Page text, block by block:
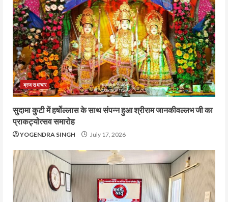
ब्रज समाचार
सुदामा कुटी में हर्षोल्लास के साथ संपन्न हुआ श्रीराम जानकीवल्लभ जी का
प्राकट्योत्सव समारोह
YOGENDRA SINGH July 17, 2026